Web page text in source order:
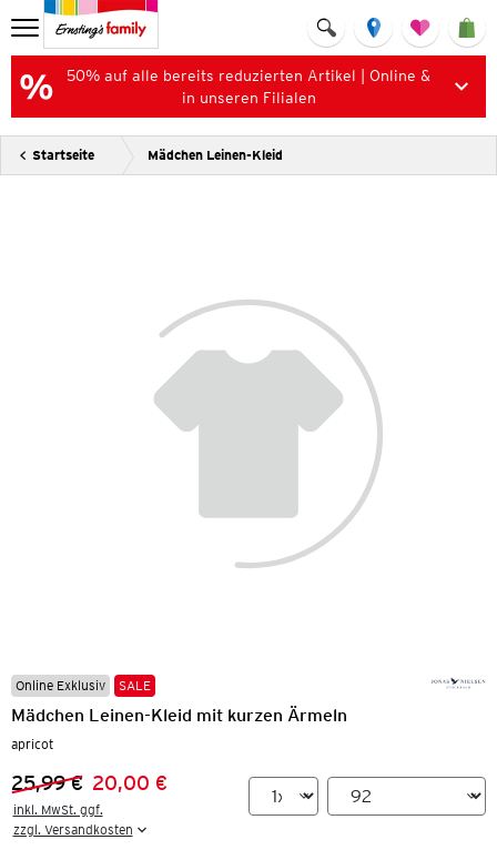
50% auf alle bereits reduzierten Artikel | Online &
in unseren Filialen
Startseite Mädchen Leinen-Kleid
Online Exklusiv SALE
Mädchen Leinen-Kleid mit kurzen Ärmeln
apricot
Vorheriger Preis:
25,99 €
Neuer Preis:20,00 €
inkl. MwSt. ggf.
zzgl. Versandkosten